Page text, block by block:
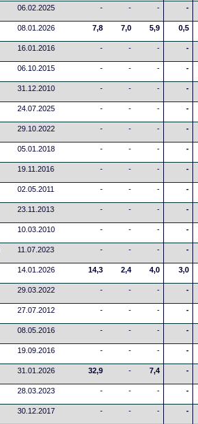
06.02.2025 - - - -
08.01.2026 7,8 7,0 5,9 0,5
16.01.2016 - - - -
06.10.2015 - - - -
31.12.2010 - - - -
24.07.2025 - - - -
29.10.2022 - - - -
05.01.2018 - - - -
19.11.2016 - - - -
02.05.2011 - - - -
23.11.2013 - - - -
10.03.2010 - - - -
11.07.2023 - - - -
14.01.2026 14,3 2,4 4,0 3,0
29.03.2022 - - - -
27.07.2012 - - - -
08.05.2016 - - - -
19.09.2016 - - - -
31.01.2026 32,9 - 7,4 -
28.03.2023 - - - -
30.12.2017 - - - -